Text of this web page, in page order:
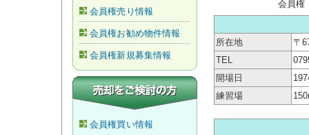
会員権売り情報
会員権お勧め物件情報
会員権新規募集情報
会員権買い情報
会員権
所在地
〒
TEL
開場日
練習場